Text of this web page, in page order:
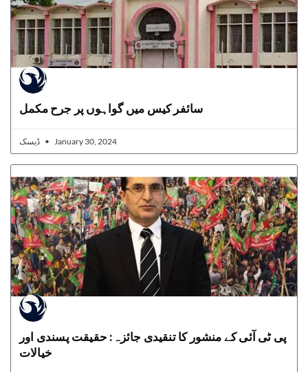
سائفر کیس میں گواہوں پر جرح مکمل
January 30, 2024
پی ٹی آئی کے منشور کا تنقیدی جائزہ: حقیقت پسندی اور
خیالات